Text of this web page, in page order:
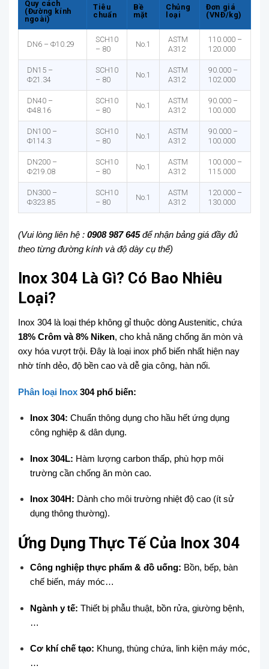
Quy cách
(Đường kính
ngoài)
Tiêu
chuẩn
Bề
mặt
Chủng
loại
Đơn giá
(VNĐ/kg)
DN6 – Φ10.29
SCH10
– 80
No.1
ASTM
A312
110.000 –
120.000
DN15 –
Φ21.34
SCH10
– 80
No.1
ASTM
A312
90.000 –
102.000
DN40 –
Φ48.16
SCH10
– 80
No.1
ASTM
A312
90.000 –
100.000
DN100 –
Φ114.3
SCH10
– 80
No.1
ASTM
A312
90.000 –
100.000
DN200 –
Φ219.08
SCH10
– 80
No.1
ASTM
A312
100.000 –
115.000
DN300 –
Φ323.85
SCH10
– 80
No.1
ASTM
A312
120.000 –
130.000
(Vui lòng liên hệ : 0908 987 645để nhận bảng giá đầy đủ
theo từng đường kính và độ dày cụ thể)
Inox 304 Là Gì? Có Bao Nhiêu
Loại?
Inox 304 là loại thép không gỉ thuộc dòng Austenitic, chứa
18% Crôm và 8% Niken, cho khả năng chống ăn mòn và
oxy hóa vượt trội. Đây là loại inox phổ biến nhất hiện nay
nhờ tính dẻo, độ bền cao và dễ gia công, hàn nối.
Phân loại Inox 304 phổ biến:
Inox 304: Chuẩn thông dụng cho hầu hết ứng dụng
công nghiệp & dân dụng.
Inox 304L: Hàm lượng carbon thấp, phù hợp môi
trường cần chống ăn mòn cao.
Inox 304H: Dành cho môi trường nhiệt độ cao (ít sử
dụng thông thường).
Ứng Dụng Thực Tế Của Inox 304
Công nghiệp thực phẩm & đồ uống: Bồn, bếp, bàn
chế biến, máy móc…
Ngành y tế: Thiết bị phẫu thuật, bồn rửa, giường bệnh,
…
Cơ khí chế tạo: Khung, thùng chứa, linh kiện máy móc,
…